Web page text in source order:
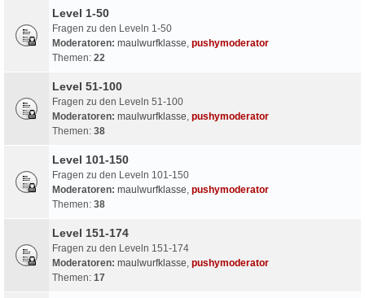
Level 1-50
Fragen zu den Leveln 1-50
Moderatoren: maulwurfklasse, pushymoderator
Themen: 22
Level 51-100
Fragen zu den Leveln 51-100
Moderatoren: maulwurfklasse, pushymoderator
Themen: 38
Level 101-150
Fragen zu den Leveln 101-150
Moderatoren: maulwurfklasse, pushymoderator
Themen: 38
Level 151-174
Fragen zu den Leveln 151-174
Moderatoren: maulwurfklasse, pushymoderator
Themen: 17